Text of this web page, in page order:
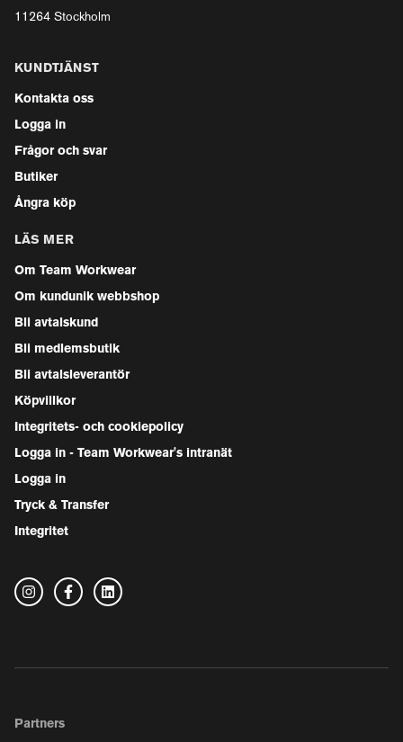
11264 Stockholm
KUNDTJÄNST
Kontakta oss
Logga in
Frågor och svar
Butiker
Ångra köp
LÄS MER
Om Team Workwear
Om kundunik webbshop
Bli avtalskund
Bli medlemsbutik
Bli avtalsleverantör
Köpvillkor
Integritets- och cookiepolicy
Logga in - Team Workwear's intranät
Logga in
Tryck & Transfer
Integritet
Partners